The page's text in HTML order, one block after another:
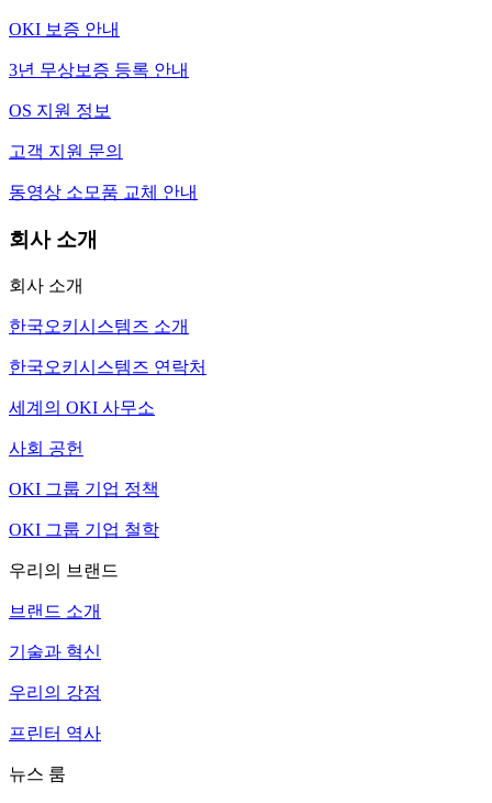
OKI 보증 안내
3년 무상보증 등록 안내
OS 지원 정보
고객 지원 문의
동영상 소모품 교체 안내
회사 소개
회사 소개
한국오키시스템즈 소개
한국오키시스템즈 연락처
세계의 OKI 사무소
사회 공헌
OKI 그룹 기업 정책
OKI 그룹 기업 철학
우리의 브랜드
브랜드 소개
기술과 혁신
우리의 강점
프린터 역사
뉴스 룸